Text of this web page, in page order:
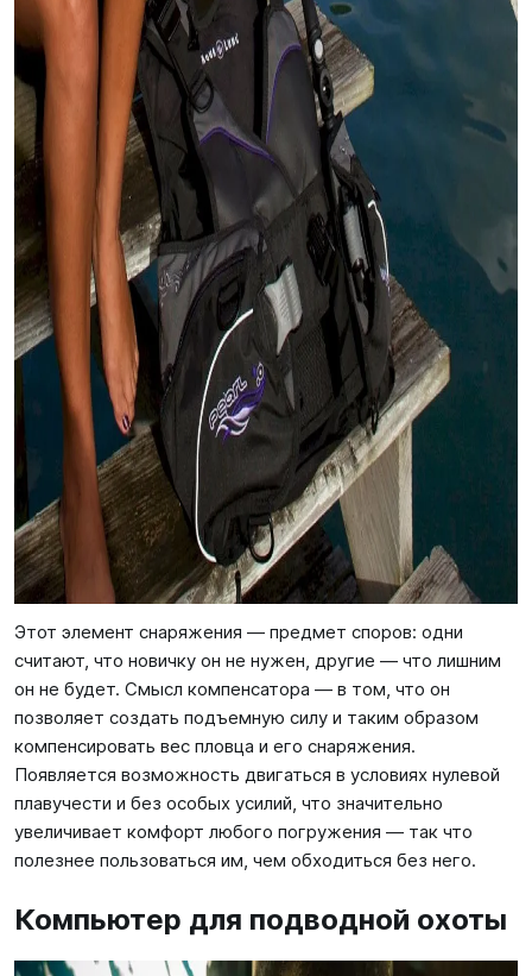
Этот элемент снаряжения — предмет споров: одни
считают, что новичку он не нужен, другие — что лишним
он не будет. Смысл компенсатора — в том, что он
позволяет создать подъемную силу и таким образом
компенсировать вес пловца и его снаряжения.
Появляется возможность двигаться в условиях нулевой
плавучести и без особых усилий, что значительно
увеличивает комфорт любого погружения — так что
полезнее пользоваться им, чем обходиться без него.
Компьютер для подводной охоты